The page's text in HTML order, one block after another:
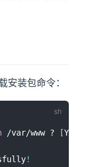
安装包命令：
/var/www ? [Y/n
!